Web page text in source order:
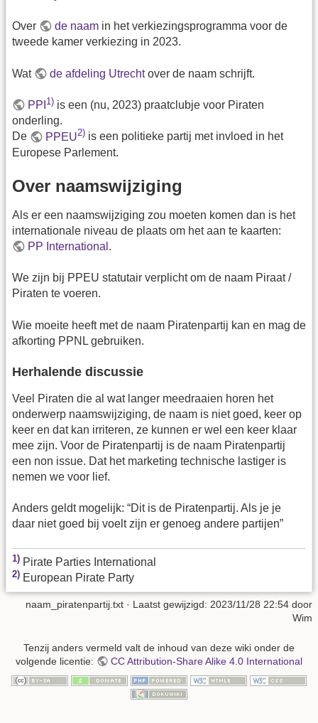
Over de naam in het verkiezingsprogramma voor de
tweede kamer verkiezing in 2023.
Wat de afdeling Utrechtover de naam schrijft.
PPI 1) is een (nu, 2023) praatclubje voor Piraten
onderling.
De
PPEU2) is een politieke partij met invloed in het
Europese Parlement.
Over naamswijziging
Als er een naamswijziging zou moeten komen dan is het
internationale niveau de plaats om het aan te kaarten:
PP International .
We zijn bij PPEU statutair verplicht om de naam Piraat /
Piraten te voeren.
Wie moeite heeft met de naam Piratenpartij kan en mag de
afkorting PPNL gebruiken.
Herhalende discussie
Veel Piraten die al wat langer meedraaien horen het
onderwerp naamswijziging, de naam is niet goed, keer op
keer en dat kan irriteren, ze kunnen er wel een keer klaar
mee zijn. Voor de Piratenpartij is de naam Piratenpartij
een non issue. Dat het marketing technische lastiger is
nemen we voor lief.
Anders geldt mogelijk: “Dit is de Piratenpartij. Als je je
daar niet goed bij voelt zijn er genoeg andere partijen”
1) Pirate Parties International
2) European Pirate Party
naam_piratenpartij.txt · Laatst gewijzigd: 2023/11/28 22:54 door
Wim
Tenzij anders vermeld valt de inhoud van deze wiki onder de
volgende licentie:
CC Attribution-Share Alike 4.0 International